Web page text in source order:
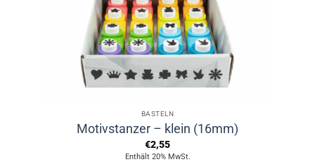
BASTELN
Motivstanzer – klein (16mm)
€2,55
Enthält 20% MwSt.